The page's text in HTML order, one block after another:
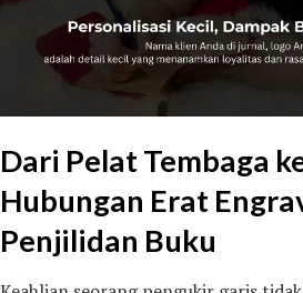
Dari Pelat Tembaga
Hubungan Erat
Penjilidan Buku